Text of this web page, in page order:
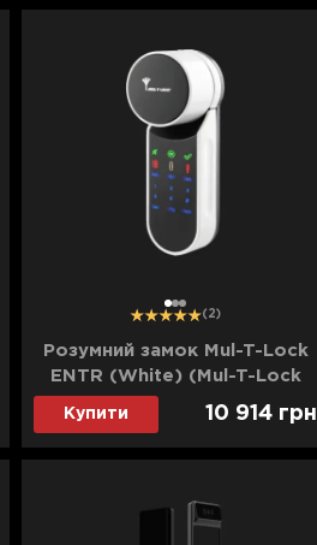
12 3 (2)
Розумний замок Mul-T-Lock
ENTR (White) (Mul-T-Lock
17393)
Купити 10 914 грн